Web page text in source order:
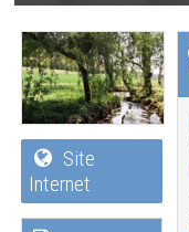
Site
Internet